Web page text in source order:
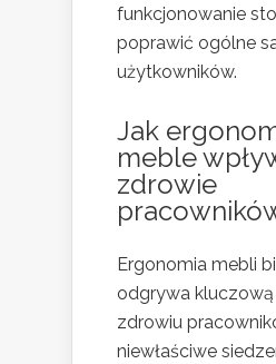
funkcjonowanie
poprawić ogólne
użytkowników.
Jak
meble
zdrowie
Ergonomia mebli
odgrywa
zdrowiu
niewłaściwe